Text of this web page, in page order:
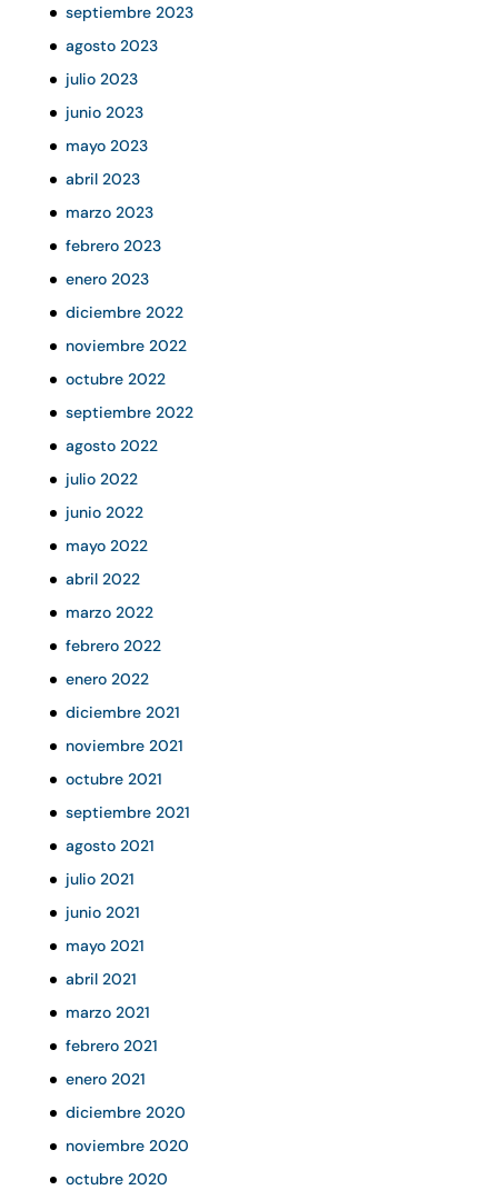
septiembre 2023
agosto 2023
julio 2023
junio 2023
mayo 2023
abril 2023
marzo 2023
febrero 2023
enero 2023
diciembre 2022
noviembre 2022
octubre 2022
septiembre 2022
agosto 2022
julio 2022
junio 2022
mayo 2022
abril 2022
marzo 2022
febrero 2022
enero 2022
diciembre 2021
noviembre 2021
octubre 2021
septiembre 2021
agosto 2021
julio 2021
junio 2021
mayo 2021
abril 2021
marzo 2021
febrero 2021
enero 2021
diciembre 2020
noviembre 2020
octubre 2020